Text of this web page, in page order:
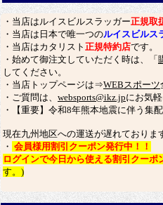
・当店はルイスビルスラッガー正規取
・当店は日本で唯一つのルイスビルス
・当店はカタリスト 正規特約店です。
・始めて御注文していただく時は、「
してください。
・当店トップページは⇒WEBスポーツ
・ご質問は、 websports@ikz.jpにお気
・【重要】令和8年熊本地震に伴う集
現在九州地区への運送が遅れておりま
・ 会員様用割引クーポン発行中！！
ログインで今日から使える割引クーポ
す。)